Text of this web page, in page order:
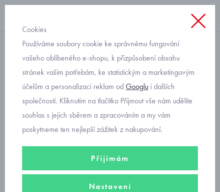
nákrčníky
dětský pletený nákrčník
modrý Pletex od 2 do 6 let
Cookies
Používáme soubory cookie ke správnému fungování
vašeho oblíbeného e-shopu, k přizpůsobení obsahu
stránek vašim potřebám, ke statistickým a marketingovým
účelům a personalizaci reklam odGooglu i dalších
společností. Kliknutím na tlačítko Přijmout vše nám udělíte
souhlas s jejich sběrem a zpracováním a my vám
poskytneme ten nejlepší zážitek z nakupování.
Přijímám
Nastavení